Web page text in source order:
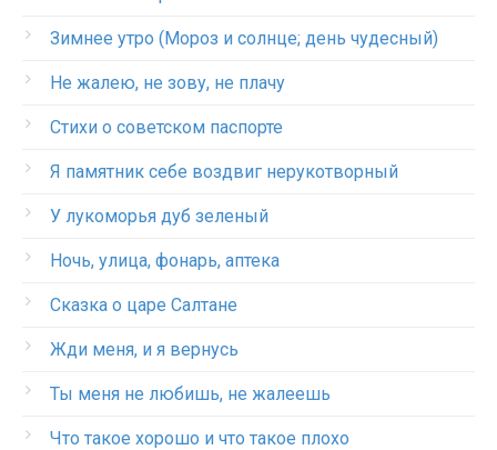
Зимнее утро (Мороз и солнце; день чудесный)
Не жалею, не зову, не плачу
Стихи о советском паспорте
Я памятник себе воздвиг нерукотворный
У лукоморья дуб зеленый
Ночь, улица, фонарь, аптека
Сказка о царе Салтане
Жди меня, и я вернусь
Ты меня не любишь, не жалеешь
Что такое хорошо и что такое плохо